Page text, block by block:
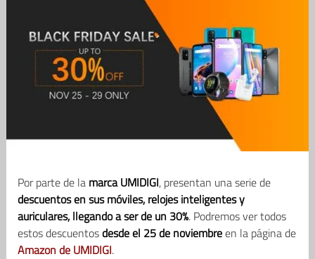
Por parte de la marca UMIDIGI, presentan una serie de
descuentos en sus móviles, relojes inteligentes y
auriculares, llegando a ser de un 30%. Podremos ver todos
estos descuentosdesde el 25 de noviembreen la página de
Amazon de UMIDIGI.